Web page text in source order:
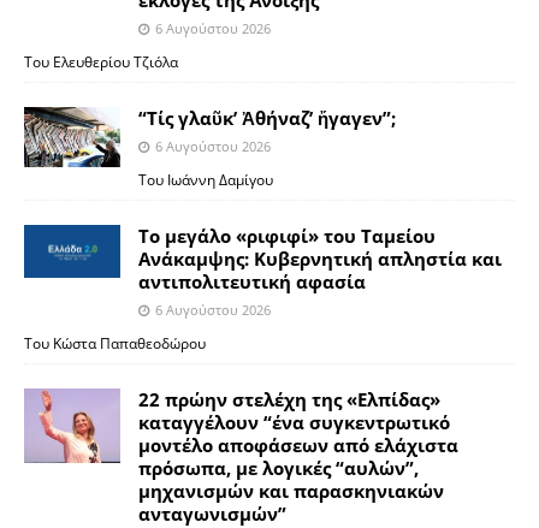
6 Αυγούστου 2026
Του Ελευθερίου Τζιόλα
“Τίς γλαῦκ’ Ἀθήναζ’ ἤγαγεν”;
6 Αυγούστου 2026
Του Ιωάννη Δαμίγου
Το μεγάλο «ριφιφί» του Ταμείου
Ανάκαμψης: Κυβερνητική απληστία και
αντιπολιτευτική αφασία
6 Αυγούστου 2026
Του Κώστα Παπαθεοδώρου
22 πρώην στελέχη της «Ελπίδας»
καταγγέλουν “ένα συγκεντρωτικό
μοντέλο αποφάσεων από ελάχιστα
πρόσωπα, με λογικές “αυλών”,
μηχανισμών και παρασκηνιακών
ανταγωνισμών”